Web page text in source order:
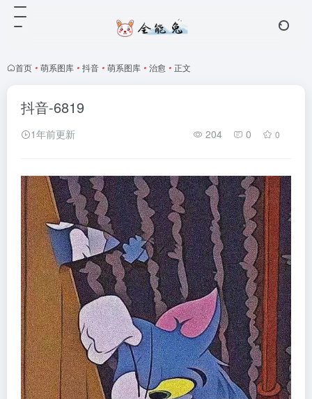
首页 • 萌系图库 • 抖音 • 萌系图库 • 治愈 • 正文
抖音-6819
1年前更新 204 0 0